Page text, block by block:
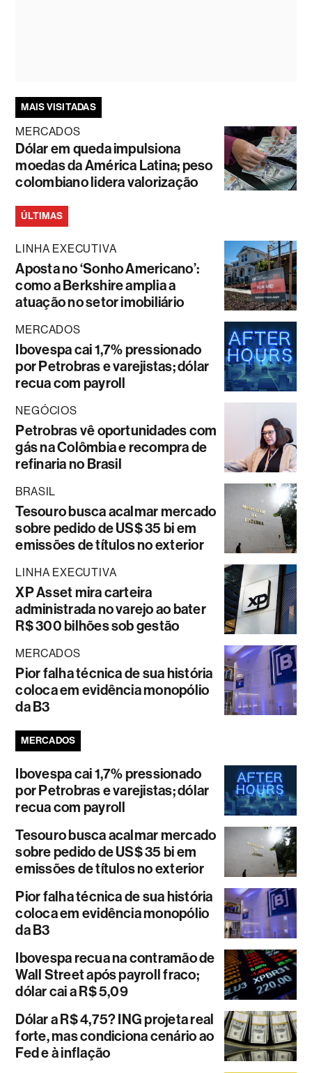
MAIS VISITADAS
MERCADOS
Dólar em queda impulsiona
moedas da América Latina; peso
colombiano lidera valorização
ÚLTIMAS
LINHA EXECUTIVA
Aposta no ‘Sonho Americano’:
como a Berkshire amplia a
atuação no setor imobiliário
MERCADOS
Ibovespa cai 1,7% pressionado
por Petrobras e varejistas; dólar
recua com payroll
NEGÓCIOS
Petrobras vê oportunidades com
gás na Colômbia e recompra de
refinaria no Brasil
BRASIL
Tesouro busca acalmar mercado
sobre pedido de US$ 35 bi em
emissões de títulos no exterior
LINHA EXECUTIVA
XP Asset mira carteira
administrada no varejo ao bater
R$ 300 bilhões sob gestão
MERCADOS
Pior falha técnica de sua história
coloca em evidência monopólio
da B3
MERCADOS
Ibovespa cai 1,7% pressionado
por Petrobras e varejistas; dólar
recua com payroll
Tesouro busca acalmar mercado
sobre pedido de US$ 35 bi em
emissões de títulos no exterior
Pior falha técnica de sua história
coloca em evidência monopólio
da B3
Ibovespa recua na contramão de
Wall Street após payroll fraco;
dólar cai a R$ 5,09
Dólar a R$ 4,75? ING projeta real
forte, mas condiciona cenário ao
Fed e à inflação